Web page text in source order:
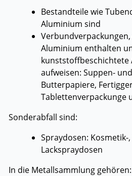
Bestandteile wie
Aluminium sind
Aluminium enthalten
aufweisen: Suppen-
Butterpapiere,
Tablettenverpackunge
Sonderabfall sind:
Spraydosen: Kosmetik-
Lackspraydosen
In die Metallsammlung gehören: